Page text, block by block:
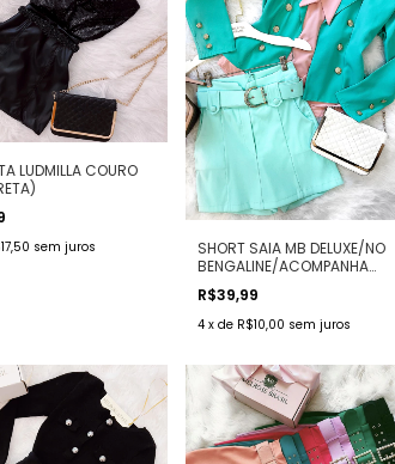
LUDMILLA COURO
sem juros
SHORT SAIA MB DELUXE/NO
BENGALINE/ACOMPANHA
CINTO/ATRÁS É SHORT ( COR
VERDE tiffany)
R$39,99
4 xde R$10,00 sem juros